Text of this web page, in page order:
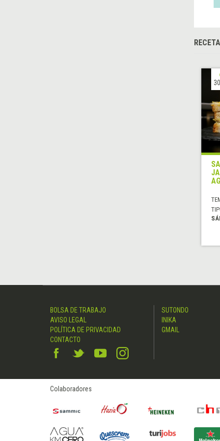
BOLSA DE TRABAJO
AVISO LEGAL
POLÍTICA DE PRIVACIDAD
CONTACTO
SUTONDO
INIKA
GMAIL
Colaboradores